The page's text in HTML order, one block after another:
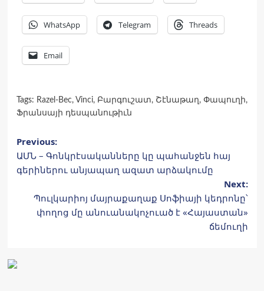
WhatsApp Telegram Threads
Email
Tags: Razel-Bec, Vinci, Բարգուշատ, Շէնաթաղ, Փապուղի,
Ֆրանսայի դեսպանութիւն
Post
navigation
Previous:
ԱՄՆ – Գոնկրէսականները կը պահանջեն հայ
գերիներու անյապաղ ազատ արձակումը
Next:
Պուլկարիոյ մայրաքաղաք Սոֆիայի կեդրոնը՝
փողոց մը անուանակոչուած է «Հայաստան»
ճեմուղի